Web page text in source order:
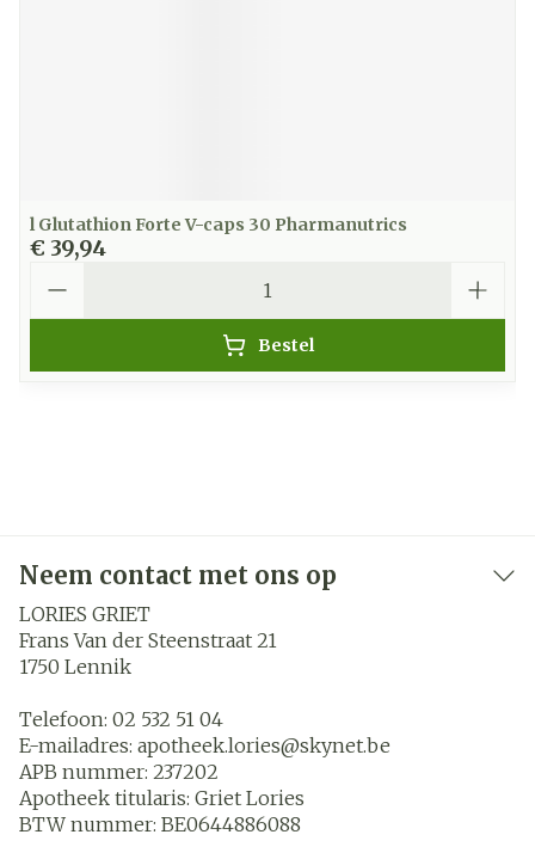
l Glutathion Forte V-caps 30 Pharmanutrics
€ 39,94
Bestel
Neem contact met ons op
LORIES GRIET
Frans Van der Steenstraat 21
1750 Lennik
Telefoon: 02 532 51 04
E-mailadres: apotheek.lories@skynet.be
APB nummer: 237202
Apotheek titularis: Griet Lories
BTW nummer: BE0644886088